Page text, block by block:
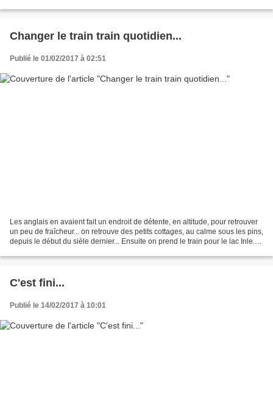
Changer le train train quotidien...
Publié le 01/02/2017 à 02:51
Les anglais en avaient fait un endroit de détente, en altitude, pour retrouver
un peu de fraîcheur... on retrouve des petits cottages, au calme sous les pins,
depuis le début du sièle dernier... Ensuite on prend le train pour le lac Inle...
C'est fini...
Publié le 14/02/2017 à 10:01